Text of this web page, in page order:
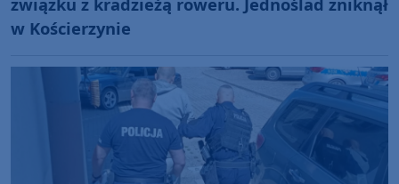
w Kościerzynie